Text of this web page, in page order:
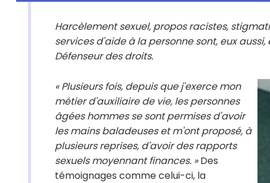
Harcèlement sexuel, propos racistes,
services d'aide à la personne sont, eux
Défenseur des droits.
« Plusieurs fois, depuis que j'exerce mon
métier d'auxiliaire de vie, les personnes
âgées hommes se sont permises d'avoir
les mains baladeuses et m'ont proposé, à
plusieurs reprises, d'avoir des rapports
sexuels moyennant finances. »Des
témoignages comme celui-ci, la